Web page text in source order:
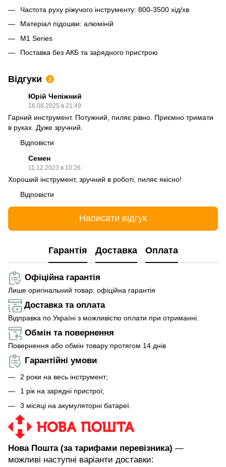
Частота руху ріжучого інструменту: 800-3500 хід/хв
Матеріал підошви: алюміній
М1 Series
Поставка без АКБ та зарядного пристрою
Відгуки 2
Юрій Чепіжний
16.08.2025 в 21:49
Гарний инструмент. Потужний, пиляє рівно. Приємно тримати
в руках. Дуже зручний.
Відповісти
Семен
11.12.2023 в 10:26
Хороший інструмент, зручний в роботі, пиляє якісно!
Відповісти
Написати відгук
Гарантія Доставка Оплата
Офіційна гарантія
Лише оригінальний товар, офіційна гарантія
Доставка та оплата
Відправка по Україні з можливістю оплати при отриманні.
Обмін та повернення
Повернення або обмін товару протягом 14 днів
Гарантійні умови:
2 роки на весь інструмент;
1 рік на зарядні пристрої;
3 місяці на акумуляторні батареї.
Нова Пошта (за тарифами перевізника) —
можливі наступні варіанти доставки: